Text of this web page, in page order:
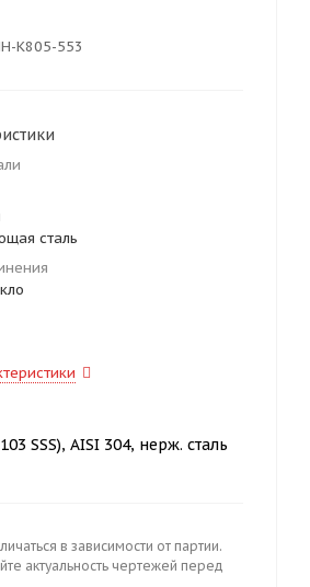
K805-553
сталь
SSS), AISI 304, нерж. сталь
в зависимости от партии.
актуальность чертежей перед